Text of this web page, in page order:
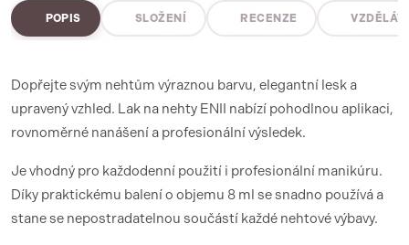
POPIS SLOŽENÍ RECENZE
Dopřejte svým nehtům výraznou barvu, elegantní lesk a
upravený vzhled. Lak na nehty ENII nabízí pohodlnou aplikaci,
rovnoměrné nanášení a profesionální výsledek.
Je vhodný pro každodenní použití i profesionální manikúru.
Díky praktickému balení o objemu 8 ml se snadno používá a
stane se nepostradatelnou součástí každé nehtové výbavy.